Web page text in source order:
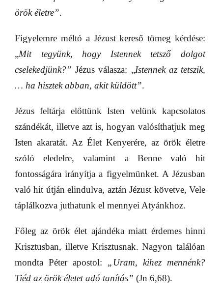
örök életre”.
Figyelemre méltó a Jézust kereső tömeg kérdése:
„Mit tegyünk, hogy Istennek tetsző dolgot
cselekedjünk?”Jézus válasza: „Istennek az tetszik,
… ha hisztek abban, akit küldött”.
Jézus feltárja előttünk Isten velünk kapcsolatos
szándékát, illetve azt is, hogyan valósíthatjuk meg
Isten akaratát. Az Élet Kenyerére, az örök életre
szóló eledelre, valamint a Benne való hit
fontosságára irányítja a figyelmünket. A Jézusban
való hit útján elindulva, aztán Jézust követve, Vele
táplálkozva juthatunk el mennyei Atyánkhoz.
Főleg az örök élet ajándéka miatt érdemes hinni
Krisztusban, illetve Krisztusnak. Nagyon találóan
mondta Péter apostol: „Uram, kihez mennénk?
Tiéd az örök életet adó tanítás” (Jn 6,68).